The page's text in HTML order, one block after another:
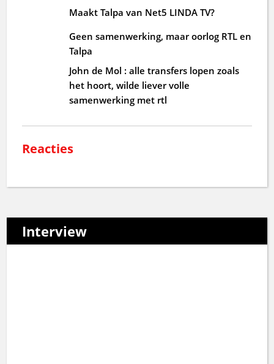
Maakt Talpa van Net5 LINDA TV?
Geen samenwerking, maar oorlog RTL en
Talpa
John de Mol : alle transfers lopen zoals
het hoort, wilde liever volle
samenwerking met rtl
Reacties
Interview